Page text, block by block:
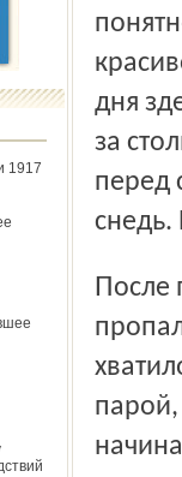
1917
дня
за
перед
снедь.
После первой же кружки пива у меня, к примеру, напрочь